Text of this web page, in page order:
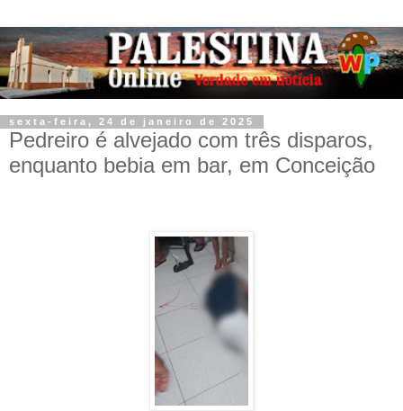
sexta-feira, 24 de janeiro de 2025
Pedreiro é alvejado com três disparos,
enquanto bebia em bar, em Conceição